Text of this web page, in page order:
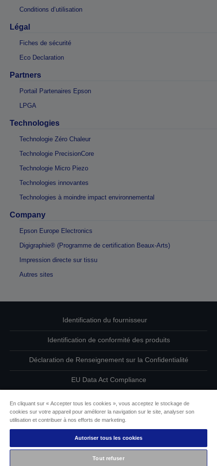
Conditions d’utilisation
Légal
Fiches de sécurité
Eco Declaration
Partners
Portail Partenaires Epson
LPGA
Technologies
Technologie Zéro Chaleur
Technologie PrecisionCore
Technologie Micro Piezo
Technologies innovantes
Technologies à moindre impact environnemental
Company
Epson Europe Electronics
Digigraphie® (Programme de certification Beaux-Arts)
Impression directe sur tissu
Autres sites
Identification du fournisseur
Identification de conformité des produits
Déclaration de Renseignement sur la Confidentialité
EU Data Act Compliance
Informations sur les cookies
L’engagement d’Epson pour l’accessibilité
En cliquant sur « Accepter tous les cookies », vous acceptez le stockage de
cookies sur votre appareil pour améliorer la navigation sur le site, analyser son
utilisation et contribuer à nos efforts de marketing.
Autoriser tous les cookies
Tout refuser